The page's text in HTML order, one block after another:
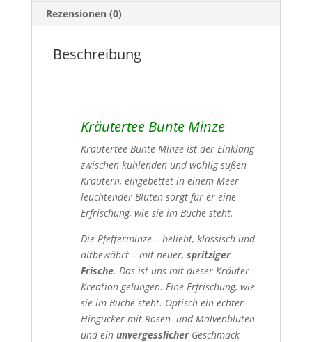
Rezensionen (0)
Beschreibung
Kräutertee Bunte Minze
Kräutertee Bunte Minze ist der Einklang
zwischen kühlenden und wohlig-süßen
Kräutern, eingebettet in einem Meer
leuchtender Blüten sorgt für er eine
Erfrischung, wie sie im Buche steht.
Die Pfefferminze – beliebt, klassisch und
altbewährt – mit neuer, spritziger
Frische. Das ist uns mit dieser Kräuter-
Kreation gelungen. Eine Erfrischung, wie
sie im Buche steht. Optisch ein echter
Hingucker mit Rosen- und Malvenblüten
und ein unvergesslicherGeschmack